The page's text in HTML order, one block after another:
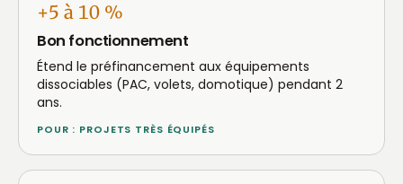
+5 à 10 %
Bon fonctionnement
Étend le préfinancement aux équipements
dissociables (PAC, volets, domotique) pendant 2
ans.
POUR : PROJETS TRÈS ÉQUIPÉS